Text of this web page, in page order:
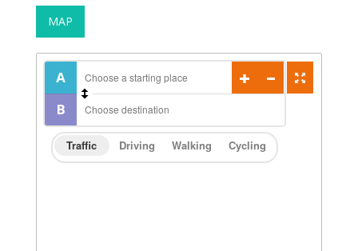
MAP
Traffic Driving Walking Cycling